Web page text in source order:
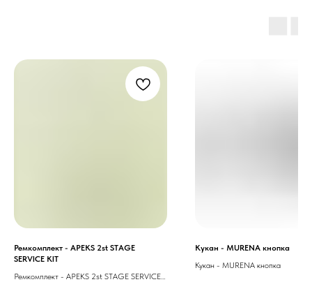
Ремкомплект - APEKS 2st STAGE
SERVICE KIT
Ремкомплект - APEKS 2st STAGE SERVICE
Кукан - MURENA кнопка
Кукан - MURENA кнопка